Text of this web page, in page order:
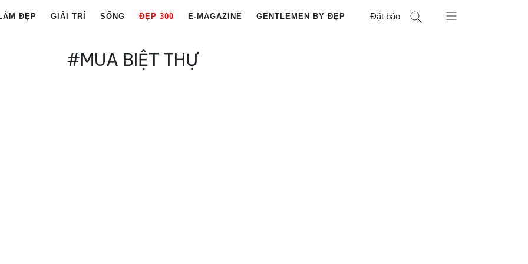
ĐẸP GIẢI TRÍ SỐNG ĐẸP 300 E-MAGAZINE GENTLEMEN BY ĐẸP Đặt báo
#MUA BIỆT THỰ